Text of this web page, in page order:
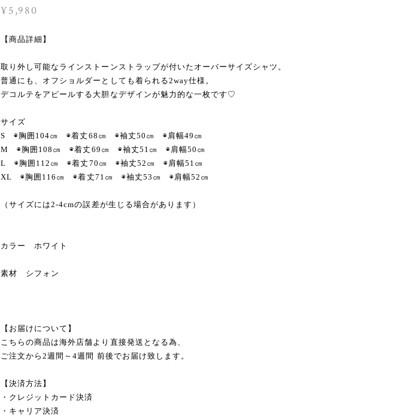
¥5,980
【商品詳細】
取り外し可能なラインストーンストラップが付いたオーバーサイズシャツ。
普通にも、オフショルダーとしても着られる2way仕様。
デコルテをアピールする大胆なデザインが魅力的な一枚です♡
サイズ
S ◉胸囲104㎝ ◉着丈68㎝ ◉袖丈50㎝ ◉肩幅49㎝
M ◉胸囲108㎝ ◉着丈69㎝ ◉袖丈51㎝ ◉肩幅50㎝
L ◉胸囲112㎝ ◉着丈70㎝ ◉袖丈52㎝ ◉肩幅51㎝
XL ◉胸囲116㎝ ◉着丈71㎝ ◉袖丈53㎝ ◉肩幅52㎝
（サイズには2-4cmの誤差が生じる場合があります）
カラー ホワイト
素材 シフォン
【お届けについて】
こちらの商品は海外店舗より直接発送となる為、
ご注文から2週間～4週間 前後でお届け致します。
【決済方法】
・クレジットカード決済
・キャリア決済